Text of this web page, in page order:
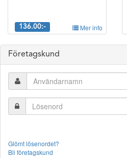
136.00:- Mer info
Företagskund
Glömt lösenordet?
Bli företagskund